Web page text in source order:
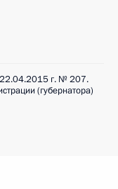
22.04.2015 г. № 207.
(губернатора)